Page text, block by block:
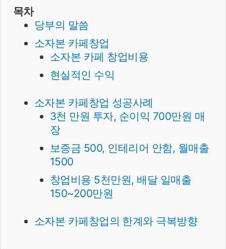
목차
당부의 말씀
소자본 카페창업
소자본 카페 창업비용
현실적인 수익
소자본 카페창업 성공사례
3천 만원 투자, 순이익 700만원 매
장
보증금 500, 인테리어 안함, 월매출
1500
창업비용 5천만원, 배달 일매출
150~200만원
소자본 카페창업의 한계와 극복방향